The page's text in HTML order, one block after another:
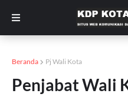
Beranda Pj Wali Kota
Penjabat Wali